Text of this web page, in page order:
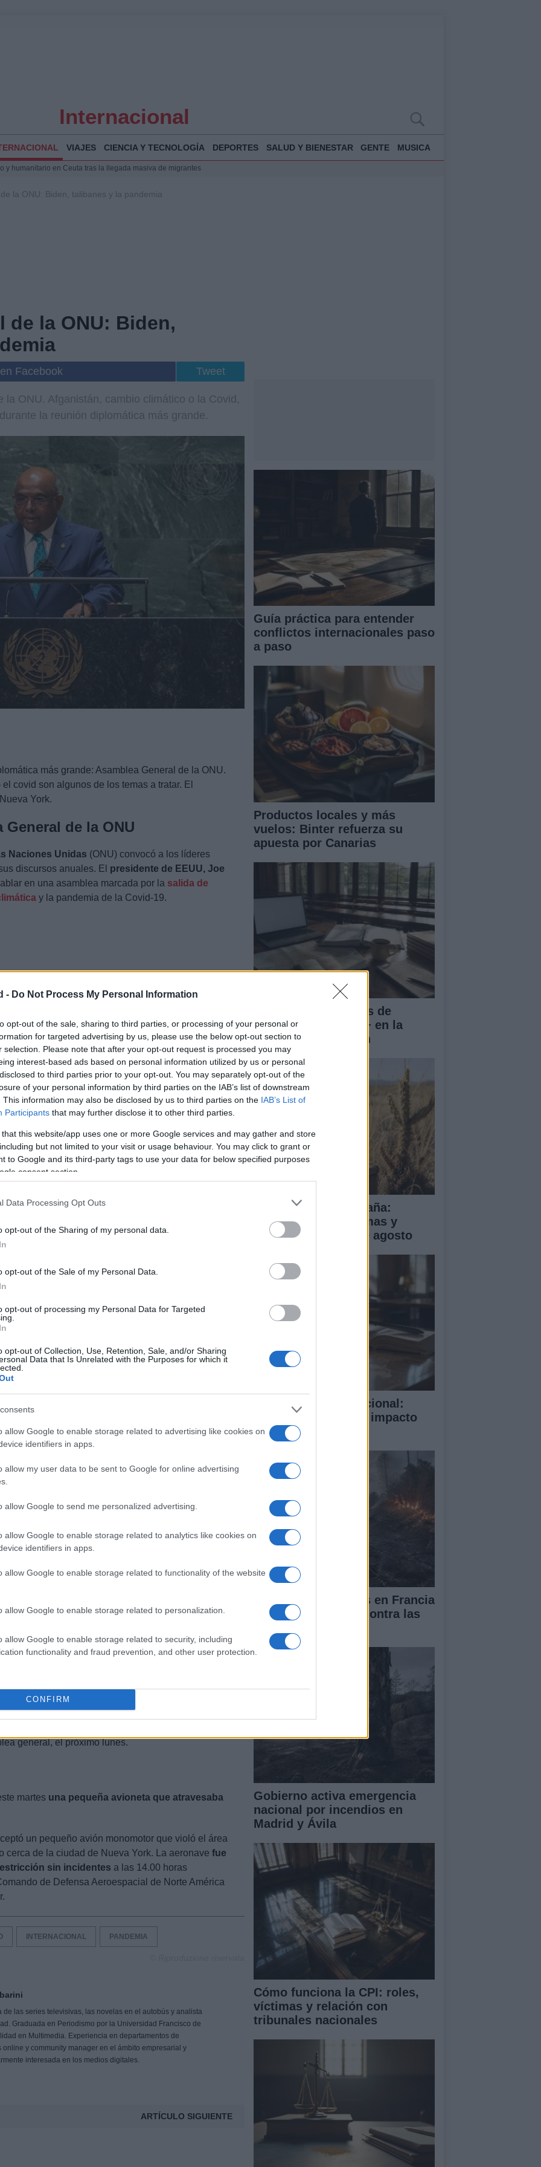
- Do Not Process My Personal Information
opt-out of the sale, sharing to third parties, or processing of your personal or
for targeted advertising by us, please use the below opt-out section to
selection. Please note that after your opt-out request is processed you may
interest-based ads based on personal information utilized by us or personal
to third parties prior to your opt-out. You may separately opt-out of the
of your personal information by third parties on the IAB’s list of downstream
This information may also be disclosed by us to third parties on the IAB’s List of
Participants that may further disclose it to other third parties.
that this website/app uses one or more Google services and may gather and store
but not limited to your visit or usage behaviour. You may click to grant or
to Google and its third-party tags to use your data for below specified purposes
consent section.
Data Processing Opt Outs
opt-out of the Sharing of my personal data.
opt-out of the Sale of my Personal Data.
opt-out of processing my Personal Data for Targeted
opt-out of Collection, Use, Retention, Sale, and/or Sharing
Data that Is Unrelated with the Purposes for which it
allow Google to enable storage related to advertising like cookies on
identifiers in apps.
allow my user data to be sent to Google for online advertising
allow Google to send me personalized advertising.
allow Google to enable storage related to analytics like cookies on
identifiers in apps.
allow Google to enable storage related to functionality of the website
allow Google to enable storage related to personalization.
allow Google to enable storage related to security, including
functionality and fraud prevention, and other user protection.
CONFIRM
Internacional
VIAJES CIENCIA Y TECNOLOGÍA DEPORTES SALUD Y BIENESTAR GENTE MUSICA
y humanitario en Ceuta tras la llegada masiva de migrantes
pabellón de la Expo de Zaragoza en centro sanitario clave
la ONU: Biden, talibanes y la pandemia
de la ONU: Biden,
Facebook Tweet
la ONU. Afganistán, cambio climático o la Covid,
la reunión diplomática más grande.
más grande: Asamblea General de la ONU.
covid son algunos de los temas a tratar. El
York.
de la ONU
Naciones Unidas (ONU) convocó a los líderes
discursos anuales. El presidente de EEUU, Joe
en una asamblea marcada por la salida de
y la pandemia de la Covid-19.
y los presidentes de Turquía, México, Corea del
del Congo, también darán su discurso el
se fundó la ONU al final de la Segunda Guerra
hablarán en persona, al contrario que el año
ha mejorado con respecto a la reunión anterior,
de seguridady presentar una prueba de
Asamblea General de este año, el ministro de
parte de la asamblea
intervenir en las actuales reuniones de la
carta remitida a laSecretaría General de la
talibán,
talibanes puedan dirigirse a los líderes
a un comité de la Asamblea pronunciarse sobre
Afganistán, decisión que a priori no se producirá
general, el próximo lunes.
martes una pequeña avioneta que atravesaba
un pequeño avión monomotor que violó el área
cerca de la ciudad de Nueva York. La aeronave fue
sin incidentes a las 14.00 horas
de Defensa Aeroespacial de Norte América
INTERNACIONAL PANDEMIA
de las series televisivas, las novelas en el autobús y analista
Graduada en Periodismo por la Universidad Francisco de
en Multimedia. Experiencia en departamentos de
online y community manager en el ámbito empresarial y
interesada en los medios digitales.
ARTÍCULO SIGUIENTE
Guía práctica para entender
conflictos internacionales paso
a paso
Productos locales y más
vuelos: Binter refuerza su
apuesta por Canarias
Jornadas Nacionales de
Movilidad Erasmus+ en la
Universidad de Jaén
Ola de calor en España:
temperaturas extremas y
alertas hasta el 2 de agosto
Corte Penal Internacional:
cómo funciona y su impacto
global
Incendios forestales en Francia
y España: la lucha contra las
Gobierno activa emergencia
nacional por incendios en
Madrid y Ávila
Cómo funciona la CPI: roles,
víctimas y relación con
tribunales nacionales